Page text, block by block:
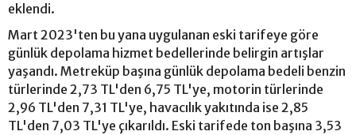
eklendi.
Mart 2023'ten bu yana uygulanan eski tarifeye göre
günlük depolama hizmet bedellerinde belirgin artışlar
yaşandı. Metreküp başına günlük depolama bedeli benzin
türlerinde 2,73 TL'den 6,75 TL'ye, motorin türlerinde
2,96 TL'den 7,31 TL'ye, havacılık yakıtında ise 2,85
TL'den 7,03 TL'ye çıkarıldı. Eski tarifede ton başına 3,53